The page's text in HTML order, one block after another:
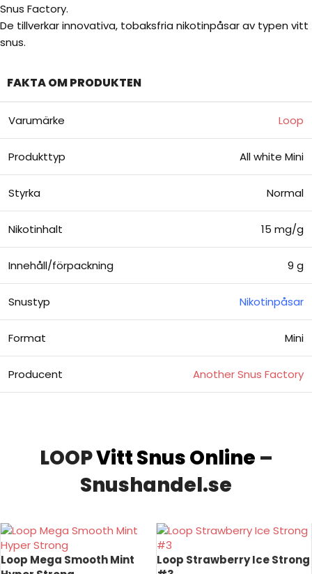
Snus Factory.
De tillverkar innovativa, tobaksfria nikotinpåsar av typen vitt
snus.
FAKTA OM PRODUKTEN
Varumärke Loop
Produkttyp All white Mini
Styrka Normal
Nikotinhalt 15 mg/g
Innehåll/förpackning 9 g
Snustyp Nikotinpåsar
Format Mini
Producent Another Snus Factory
LOOPVitt Snus Online –
Snushandel.se
Loop Mega Smooth Mint
Loop Strawberry Ice Strong